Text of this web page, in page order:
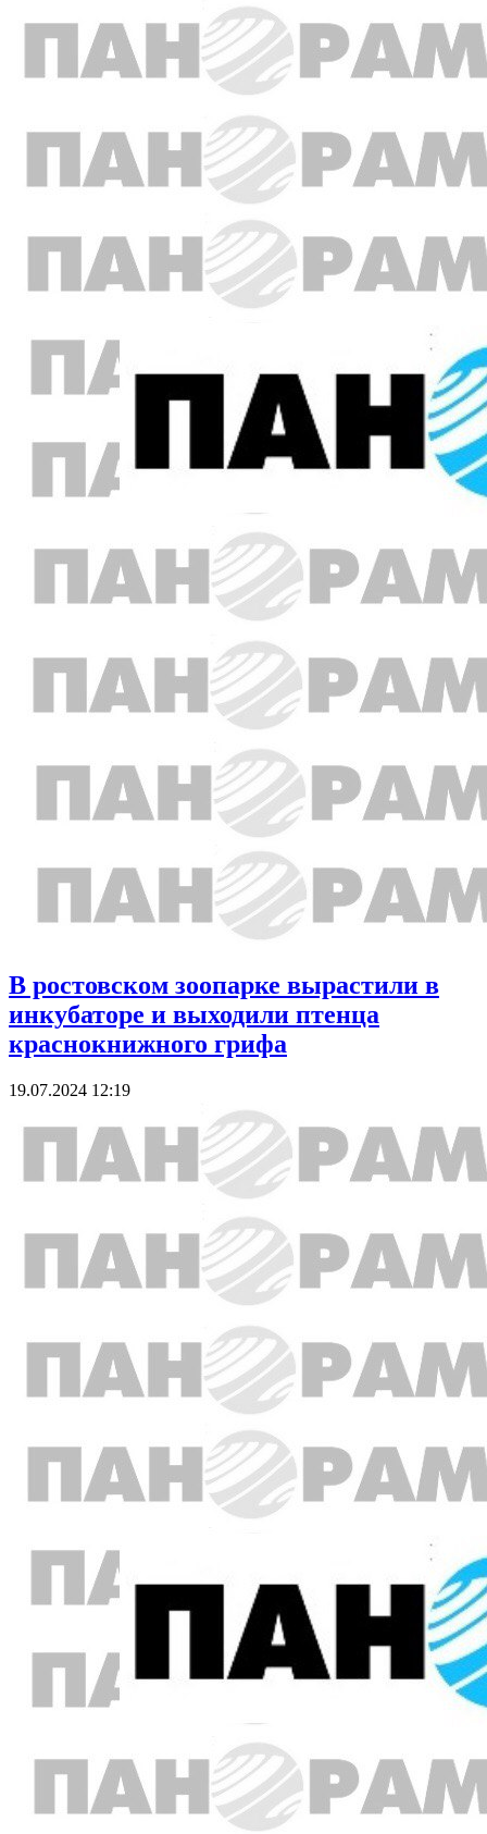
В ростовском зоопарке вырастили в
инкубаторе и выходили птенца
краснокнижного грифа
19.07.2024 12:19